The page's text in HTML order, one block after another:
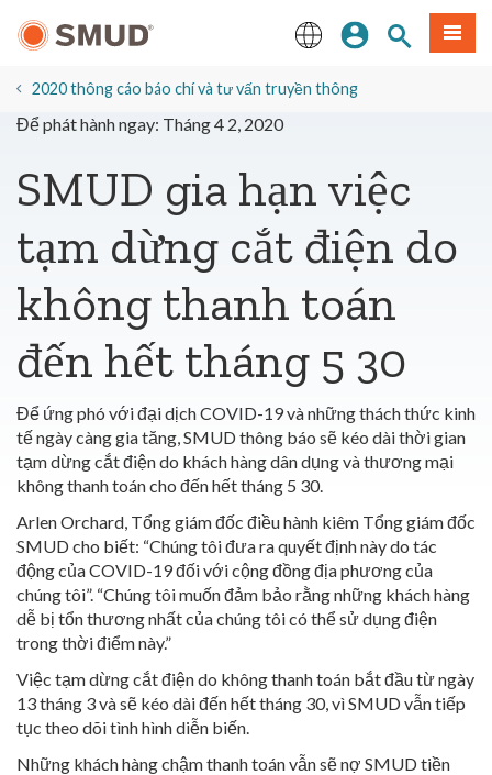
đến
dung
Đăng nhập
Tìm trangThực
2020 thông cáo báo chí và tư vấn truyền thông
Để phát hành ngay: Tháng 4 2, 2020
SMUD gia hạn việc
tạm dừng cắt điện do
không thanh toán
đến hết tháng 5 30
Để ứng phó với đại dịch COVID-19 và những thách thức kinh
tế ngày càng gia tăng, SMUD thông báo sẽ kéo dài thời gian
tạm dừng cắt điện do khách hàng dân dụng và thương mại
không thanh toán cho đến hết tháng 5 30.
Arlen Orchard, Tổng giám đốc điều hành kiêm Tổng giám đốc
SMUD cho biết: “Chúng tôi đưa ra quyết định này do tác
động của COVID-19 đối với cộng đồng địa phương của
chúng tôi”. “Chúng tôi muốn đảm bảo rằng những khách hàng
dễ bị tổn thương nhất của chúng tôi có thể sử dụng điện
trong thời điểm này.”
Việc tạm dừng cắt điện do không thanh toán bắt đầu từ ngày
13 tháng 3 và sẽ kéo dài đến hết tháng 30, vì SMUD vẫn tiếp
tục theo dõi tình hình diễn biến.
Những khách hàng chậm thanh toán vẫn sẽ nợ SMUD tiền